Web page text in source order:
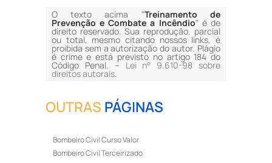
O texto acima "Treinamento de
Prevenção e Combate a Incêndio" é de
direito reservado. Sua reprodução, parcial
ou total, mesmo citando nossos links, é
proibida sem a autorização do autor. Plágio
é crime e está previsto no artigo 184 do
Código Penal. – Lei n° 9.610-98 sobre
direitos autorais.
OUTRAS PÁGINAS
Bombeiro Civil Curso Valor
Bombeiro Civil Terceirizado